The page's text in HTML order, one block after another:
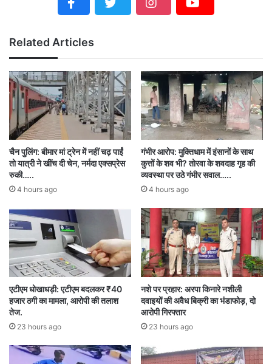
को भी अब सरेंडर करवा रहे हैं और सरकार को सभी
नक्सलवाद खत्म करने के दावे पर भी कटाक्ष किया और कहा
कि धरातल पर हालात बदलते नहीं दिख रहे हैं।
दीपक बैज ने चेताया कि नक्सलवाद के खिलाफ समय पर
कार्रवाई जरूरी है, वरना सरकार मार्च के बाद नए बहाने न
ढूंढे।
धर्मांतरण रायपुर
Related Articles
चैन पुलिंग: बीमार मां ट्रेन में नहीं चढ़ पाईं
तो यात्री ने खींच दी चेन, नर्मदा एक्सप्रेस
रुकी…..
4 hours ago
गंभीर आरोप: मुक्तिधाम में इंसानों के साथ
कुत्तों के शव भी? तोरवा के शवदाह गृह की
व्यवस्था पर उठे गंभीर सवाल…..
4 hours ago
एटीएम धोखाधड़ी: एटीएम बदलकर ₹40
हजार ठगी का मामला, आरोपी की तलाश
तेज.
23 hours ago
नशे पर प्रहार: अरपा किनारे नशीली
दवाइयों की अवैध बिक्री का भंडाफोड़, दो
आरोपी गिरफ्तार
23 hours ago